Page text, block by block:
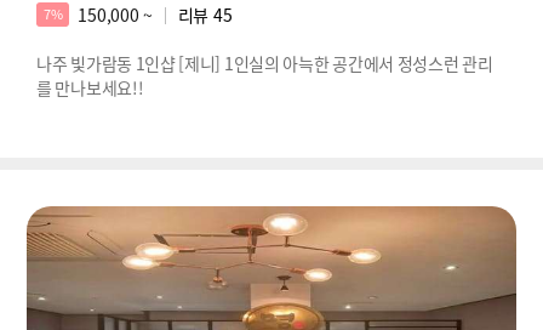
7% 150,000 ~ 리뷰 45
나주 빛가람동 1인샵 [제니] 1인실의 아늑한 공간에서 정성스런 관리
를 만나보세요!!